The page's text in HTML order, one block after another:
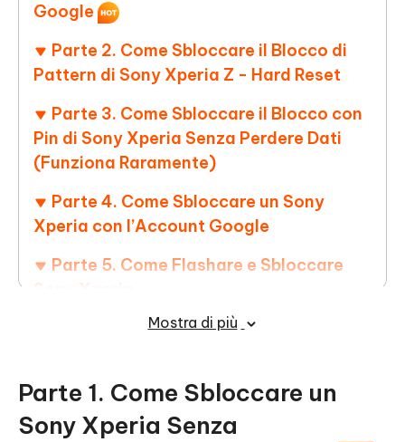
Google
Parte 2. Come Sbloccare il Blocco di
Pattern di Sony Xperia Z - Hard Reset
Parte 3. Come Sbloccare il Blocco con
Pin di Sony Xperia Senza Perdere Dati
(Funziona Raramente)
Parte 4. Come Sbloccare un Sony
Xperia con l’Account Google
Parte 5. Come Flashare e Sbloccare
Sony Xperia
Parte 6. Come Sbloccare la Rete SIM di
Parte 7. Domande Frequenti sullo
Sblocco di Sony Xperia
Mostra di più
Parte 1. Come Sbloccare un
Sony Xperia Senza